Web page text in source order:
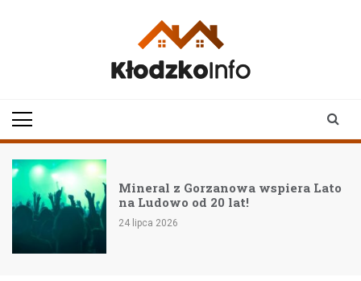
Mineral z Gorzanowa wspiera Lato
na Ludowo od 20 lat!
24 lipca 2026